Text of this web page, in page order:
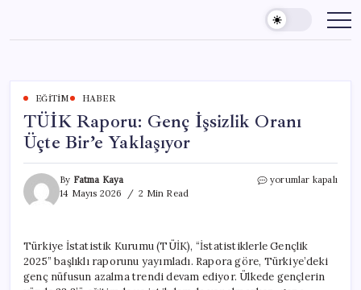
content
EĞITIM HABER
TÜİK Raporu: Genç İşsizlik Oranı
Üçte Bir’e Yaklaşıyor
By Fatma Kaya
14 Mayıs 2026
2 Min Read
TÜİK
Üçte
Bir’e
Yaklaşıyor
yorumlar kapalı
Türkiye İstatistik Kurumu (TÜİK), “İstatistiklerle Gençlik
2025” başlıklı raporunu yayımladı. Rapora göre, Türkiye’deki
genç nüfusun azalma trendi devam ediyor. Ülkede gençlerin